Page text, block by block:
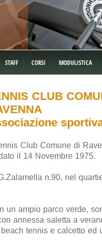
STAFF CORSI MODULISTICA
CLUB
Club Comune di
il 14 Novembre 1975.
n.90, nel
un ampio parco verde,
annessa saletta a
tennis e calcetto ed